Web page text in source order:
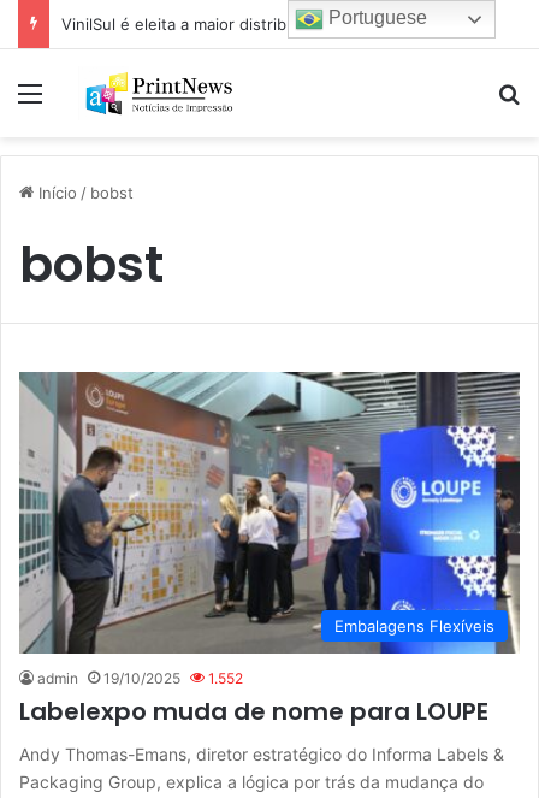
Menu
Início / bobst
bobst
Embalagens Flexíveis
admin 19/10/2025 1.552
Labelexpo muda de nome para LOUPE
Andy Thomas-Emans, diretor estratégico do Informa Labels &
Packaging Group, explica a lógica por trás da mudança do
Portuguese